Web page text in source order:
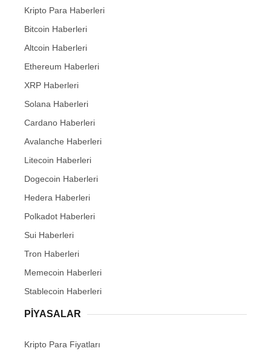
Kripto Para Haberleri
Bitcoin Haberleri
Altcoin Haberleri
Ethereum Haberleri
XRP Haberleri
Solana Haberleri
Cardano Haberleri
Avalanche Haberleri
Litecoin Haberleri
Dogecoin Haberleri
Hedera Haberleri
Polkadot Haberleri
Sui Haberleri
Tron Haberleri
Memecoin Haberleri
Stablecoin Haberleri
PIYASALAR
Kripto Para Fiyatları